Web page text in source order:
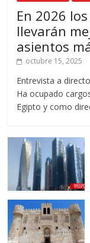
En 2026
llevarán
asientos
octubre 15, 2025
Entrevista a
Ha ocupado
Egipto y como